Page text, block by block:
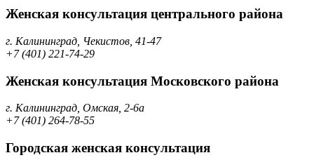
Женская консультация центрального района
г. Калининград, Чекистов, 41-47
+7 (401) 221-74-29
Женская консультация Московского района
г. Калининград, Омская, 2-6а
+7 (401) 264-78-55
Городская женская консультация